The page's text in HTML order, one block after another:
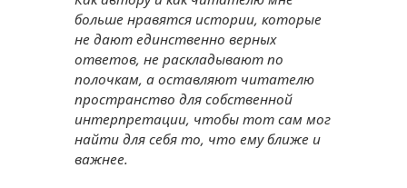
больше нравятся истории, которые
не дают единственно верных
ответов, не раскладывают по
полочкам, а оставляют читателю
пространство для собственной
интерпретации, чтобы тот сам мог
найти для себя то, что ему ближе и
важнее.